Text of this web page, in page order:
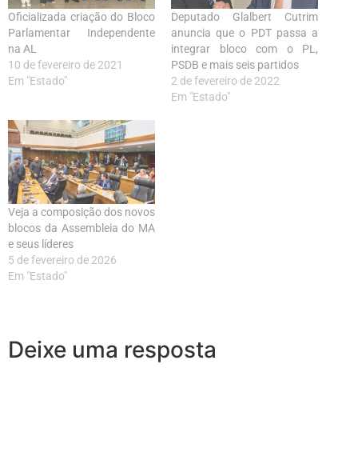
Oficializada criação do Bloco
Parlamentar Independente
na AL
10 de fevereiro de 2021
Em "Estado"
Deputado Glalbert Cutrim
anuncia que o PDT passa a
integrar bloco com o PL,
PSDB e mais seis partidos
2 de fevereiro de 2022
Em "Estado"
Veja a composição dos novos
blocos da Assembleia do MA
e seus líderes
5 de fevereiro de 2026
Em "Estado"
Deixe uma resposta